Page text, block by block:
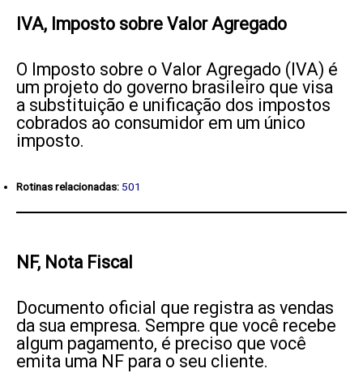
IVA, Imposto sobre Valor Agregado
O Imposto sobre o Valor Agregado (IVA) é
um projeto do governo brasileiro que visa
a substituição e unificação dos impostos
cobrados ao consumidor em um único
imposto.
Rotinas relacionadas: 501
NF, Nota Fiscal
Documento oficial que registra as vendas
da sua empresa. Sempre que você recebe
algum pagamento, é preciso que você
emita uma NF para o seu cliente.